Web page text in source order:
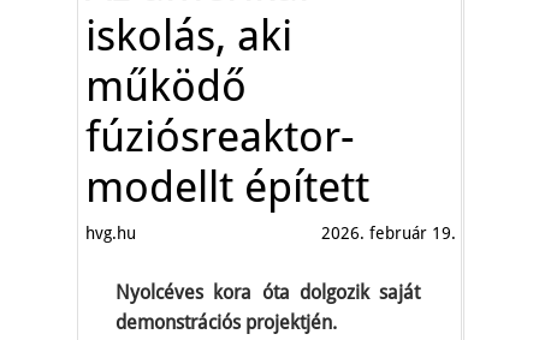
iskolás, aki
működő
fúziósreaktor-
modellt épített
hvg.hu 2026. február 19.
Nyolcéves kora óta dolgozik saját
demonstrációs projektjén.